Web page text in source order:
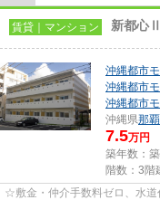
賃貸｜マンション 新都心Ⅱ
沖縄都市
沖縄都市
沖縄都市
沖縄県那
7.5万円
築年数：
階数：3階
☆敷金・仲介手数料ゼロ、水